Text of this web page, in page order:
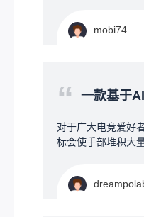
生时，人晃乱，瞎
见人，红外线扫描
人抱着手机不撒手
栓，对火情压制，
工作温度-40-+85°
0pA输入电容4pF
益108DB压摆率
mobi74
“ 一款基于AI与红外辅助
对于广大电竞爱好
标会使手部堆积大
背冰凉。为什么就
红外辅助识别手部
大电竞爱好者解决